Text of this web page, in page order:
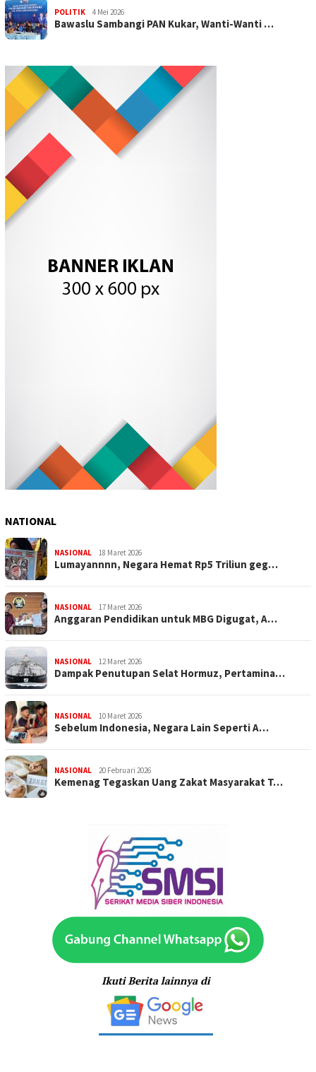
POLITIK 4 Mei 2026
Bawaslu Sambangi PAN Kukar, Wanti-Wanti …
NATIONAL
NASIONAL 18 Maret 2026
Lumayannnn, Negara Hemat Rp5 Triliun geg…
NASIONAL 17 Maret 2026
Anggaran Pendidikan untuk MBG Digugat, A…
NASIONAL 12 Maret 2026
Dampak Penutupan Selat Hormuz, Pertamina…
NASIONAL 10 Maret 2026
Sebelum Indonesia, Negara Lain Seperti A…
NASIONAL 20 Februari 2026
Kemenag Tegaskan Uang Zakat Masyarakat T…